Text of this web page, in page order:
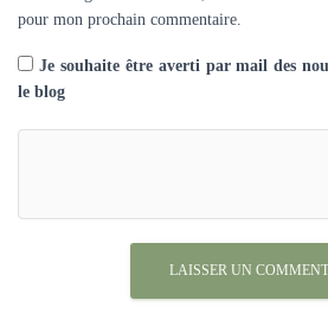
pour mon prochain commentaire.
Je souhaite être averti par mail des
le blog